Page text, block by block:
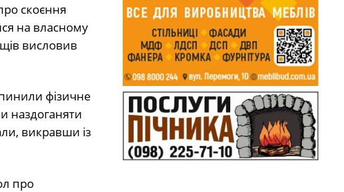
скоєння
на власному
висловив
фізичне
наздоганяти
викравши із
про